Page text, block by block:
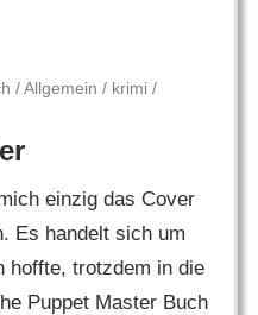
/Allgemein / krimi /
einzig das Cover
Es handelt sich um
hoffte, trotzdem in die
Puppet Master Buch